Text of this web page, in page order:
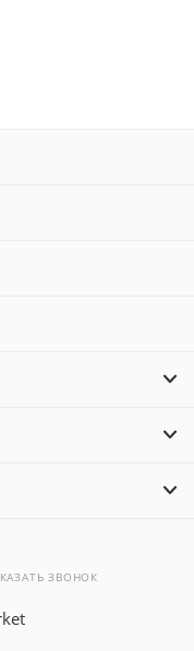
ЗВОНОК